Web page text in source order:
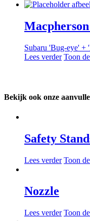
Subaru 'Bug-eye'
Lees verder Toon
Bekijk ook onze
Safety
Lees verder Toon
Nozzle
Lees verder Toon